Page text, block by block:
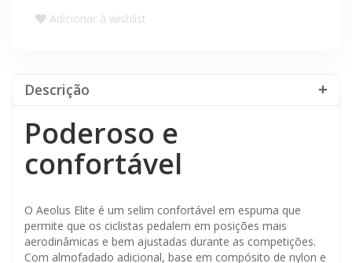
Adicionar à wishlist
Descrição
Poderoso e
confortável
O Aeolus Elite é um selim confortável em espuma que
permite que os ciclistas pedalem em posições mais
aerodinâmicas e bem ajustadas durante as competições.
Com almofadado adicional, base em compósito de nylon e